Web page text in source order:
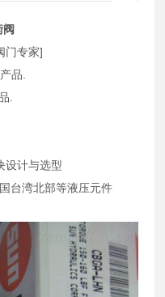
门专家]
品.
.
设计与选型
台湾北部等液压元件